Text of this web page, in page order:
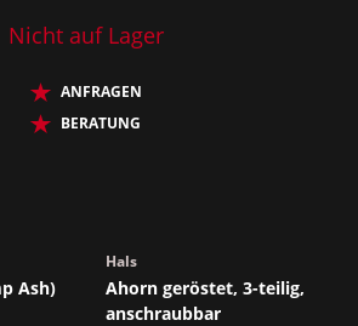
Nicht auf Lager
ANFRAGEN
BERATUNG
Ash)
Hals
Ahorn geröstet, 3-teilig,
anschraubbar